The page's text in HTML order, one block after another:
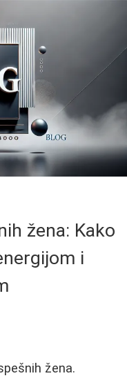
žena: Kako
i
žena.